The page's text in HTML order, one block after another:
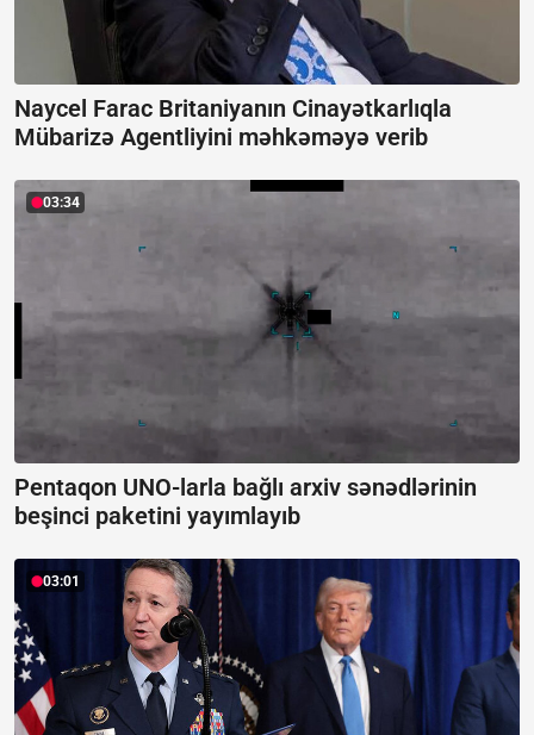
Naycel Farac Britaniyanın Cinayətkarlıqla
Mübarizə Agentliyini məhkəməyə verib
03:34
Pentaqon UNO-larla bağlı arxiv sənədlərinin
beşinci paketini yayımlayıb
03:01